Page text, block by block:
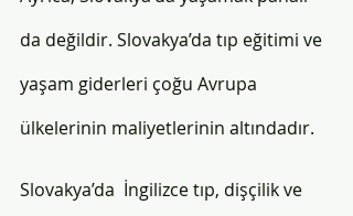
da değildir. Slovakya’da tıp eğitimi ve
yaşam giderleri çoğu Avrupa
ülkelerinin maliyetlerinin altındadır.
Slovakya’da  İngilizce tıp, dişçilik ve